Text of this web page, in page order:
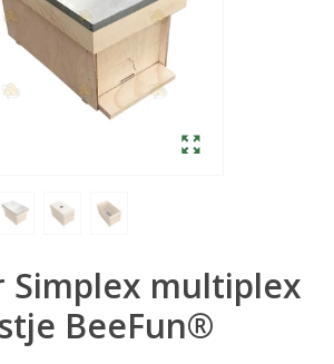
Simplex multiplex
BeeFun®